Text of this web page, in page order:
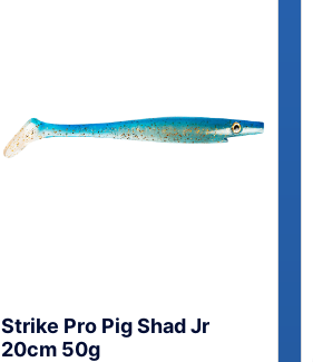
Strike Pro Pig Shad Jr
20cm 50g